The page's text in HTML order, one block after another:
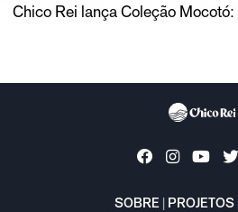
Chico Rei lança Coleção
SOBRE PROJETOS